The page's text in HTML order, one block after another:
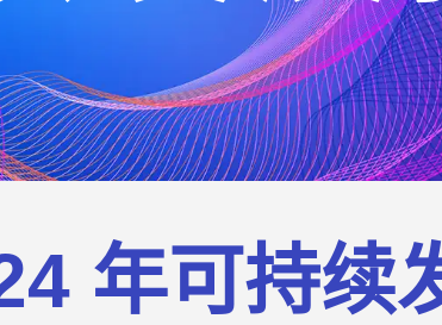
年可持续